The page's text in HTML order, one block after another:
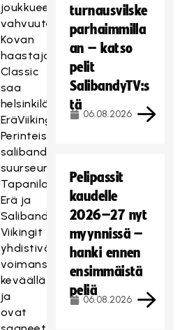
joukkueen
vahvuuteen.
Kovan
haastajan
Classic
saa
helsinkiläisestä
EräViikingeistä.
Perinteiset
salibandyn
suurseurat
Tapanilan
Erä ja
SalibandySeura
Viikingit
yhdistivät
voimansa
keväällä
ja
ovat
turnausvilske
parhaimmilla
an – katso
pelit
SalibandyTV:s
tä
06.08.2026
Pelipassit
kaudelle
2026–27 nyt
myynnissä –
hanki ennen
ensimmäistä
peliä
06.08.2026